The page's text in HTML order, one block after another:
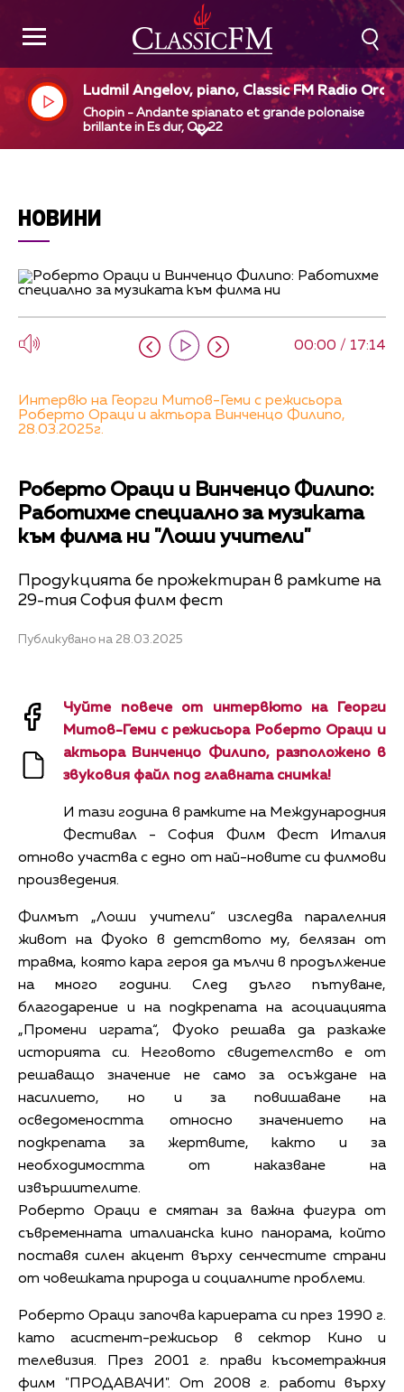
Ludmil Angelov, piano, Classic FM Radio
tra, Dejan Pavlov, dir
Chopin - Andante spianato et grande polonaise
brillante in Es dur, Op 22
НОВИНИ
00:00 / 17:14
Интервю на Георги Митов-Геми с режисьора
Роберто Ораци и актьора Винченцо Филипо,
28.03.2025г.
Роберто Ораци и Винченцо Филипо:
Работихме специално за музиката
към филма ни "Лоши учители"
Продукцията бе прожектиран в рамките на
29-тия София филм фест
Публикувано на 28.03.2025
Чуйте повече от интервюто на Георги
Митов-Геми с режисьора Роберто Ораци и
актьора Винченцо Филипо, разположено в
звуковия файл под главната снимка!
И тази година в рамките на Международния
Фестивал - София Филм Фест Италия
отново участва с едно от най-новите си филмови
произведения.
Филмът „Лоши учители“ изследва паралелния
живот на Фуоко в детството му, белязан от
травма, която кара героя да мълчи в продължение
на много години. След дълго пътуване,
благодарение и на подкрепата на асоциацията
„Промени играта“, Фуоко решава да разкаже
историята си. Неговото свидетелство е от
решаващо значение не само за осъждане на
насилието, но и за повишаване на
осведомеността относно значението на
подкрепата за жертвите, както и за
необходимостта от наказване на
извършителите.
Роберто Ораци е смятан за важна фигура от
съвременната италианска кино панорама, който
поставя силен акцент върху сенчестите страни
от човешката природа и социалните проблеми.
Роберто Ораци започва кариерата си през 1990 г.
като асистент-режисьор в сектор Кино и
телевизия. През 2001 г. прави късометражния
филм "ПРОДАВАЧИ". От 2008 г. работи върху